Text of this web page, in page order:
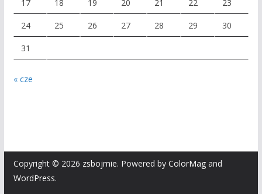
17 18 19 20 21 22 23
24 25 26 27 28 29 30
31
« cze
Copyright © 2026 zsbojmie. Powered by ColorMagand
WordPress.